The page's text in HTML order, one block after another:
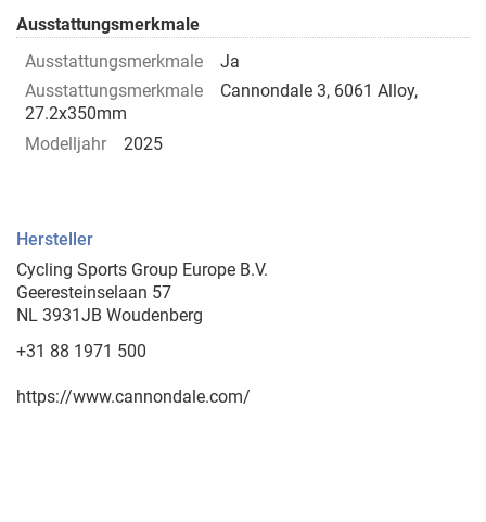
Ausstattungsmerkmale
Ausstattungsmerkmale
Ja
Ausstattungsmerkmale
Cannondale 3, 6061 Alloy,
27.2x350mm
Modelljahr
2025
Hersteller
Cycling Sports Group Europe B.V.
Geeresteinselaan 57
NL 3931JB Woudenberg
+31 88 1971 500
https://www.cannondale.com/